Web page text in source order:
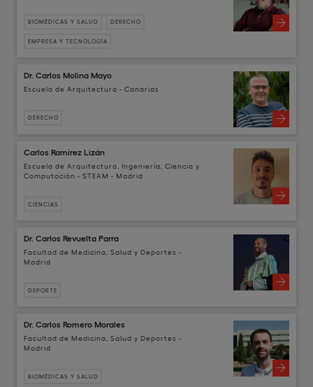
BIOMÉDICAS Y SALUD DERECHO
EMPRESA Y TECNOLOGÍA
Dr. Carlos Molina Mayo
Escuela de Arquitectura - Canarias
DERECHO
Carlos Ramírez Lizán
Escuela de Arquitectura, Ingeniería, Ciencia y
Computación - STEAM - Madrid
CIENCIAS
Dr. Carlos Revuelta Parra
Facultad de Medicina, Salud y Deportes -
Madrid
DEPORTE
Dr. Carlos Romero Morales
Facultad de Medicina, Salud y Deportes -
Madrid
BIOMÉDICAS Y SALUD